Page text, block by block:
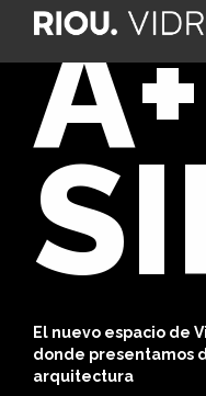
A+
El nuevo espacio de
donde presentamos
arquitectura